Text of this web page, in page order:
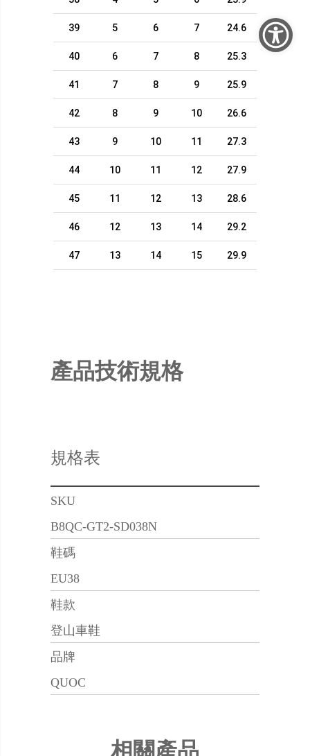
39 5 6 7 24.6
40 6 7 8 25.3
41 7 8 9 25.9
42 8 9 10 26.6
43 9 10 11 27.3
44 10 11 12 27.9
45 11 12 13 28.6
46 12 13 14 29.2
47 13 14 15 29.9
產品技術規格
規格表
SKU
B8QC-GT2-SD038N
鞋碼
EU38
鞋款
登山車鞋
品牌
QUOC
相關產品